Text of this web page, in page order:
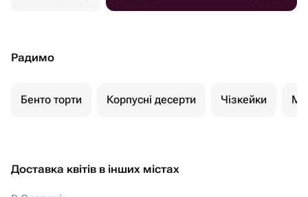
Радимо
Бенто торти Корпусні десерти Чізкейки
Доставка квітів в інших містах